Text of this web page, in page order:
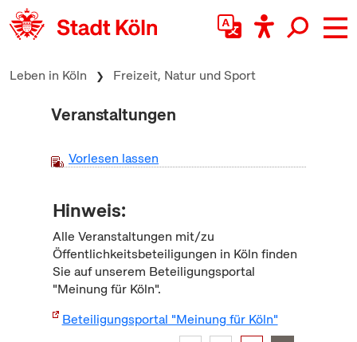
zum Inhalt springen
Leben in Köln Freizeit, Natur und Sport
Veranstaltungen
Vorlesen lassen
Hinweis:
Alle Veranstaltungen mit/zu
Öffentlichkeitsbeteiligungen in Köln finden
Sie auf unserem Beteiligungsportal
"Meinung für Köln".
Beteiligungsportal "Meinung für Köln"